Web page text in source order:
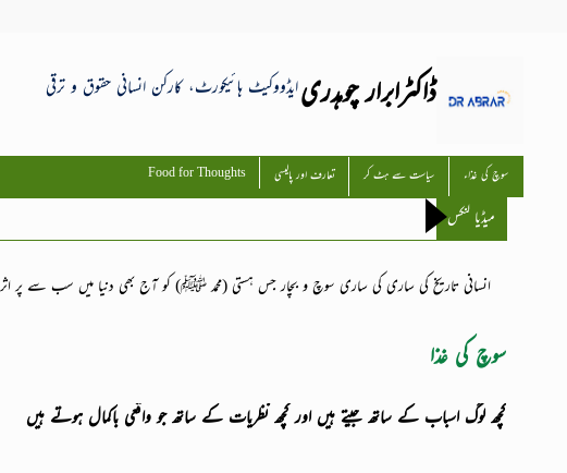
ڈاکٹرابرار چوہدریایڈووکیٹ ہائیکورٹ، کارکن انسانی حقوق و ترقی
سوچ کی غذاء سیاست سے ہٹ کر تعارف اور پالیسی Food for Thoughts
میڈیا لنکس
انسانی تاریخ کی ساری کی ساری سوچ و بچار جس ہستی (محمد ﷺ) کو آج بھی دنیا میں سب سے پر
سوچ کی غذا
کچھ لوگ اسباب کے ساتھ جیتے ہیں اور کچھ نظریات کے ساتھ جو واقعی باکمال ہوتے ہیں
اگر آج ہمارے دلوں میں مسجد و ممبر کا مقام ہوتا تو یہ سارے چوہدری ، وزیر ،